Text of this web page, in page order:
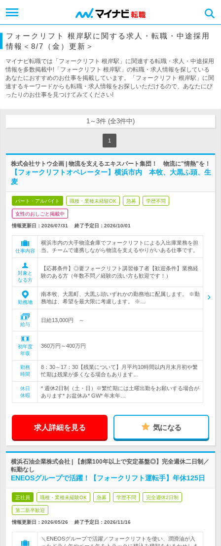
フォークリフト 根岸駅に関する求人・転職・中途採用
情報＜8/7（金）更新＞
マイナビ転職では「フォークリフト 根岸駅」に関連する転職・求人・中途採用
情報を多数掲載中!「フォークリフト 根岸駅」の転職・求人情報を探している
あなたにおすすめのお仕事を掲載しています。「フォークリフト 根岸駅」に関
連するキーワードからも転職・求人情報をお探しいただけるので、あなたにぴ
ったりのお仕事を見つけてみてください!
1～3件 (全3件中)
1
株式会社サトウ企画 | 物流を支えるエキスパート集団！ 物流に"情熱"を！
【フォークリフトオペレーター】横浜市内 本牧、大黒ふ頭、生
麦
パート・アルバイト 職種・業種未経験OK 急募 学歴不問
女性のおしごと掲載中
情報更新日：2026/07/31 終了予定日： 2026/10/01
仕事内容
横浜市内の大手物流倉庫でフォークリフトによる入出庫業務を担
当。チームで連携しながら物流を支えるやりがいある仕事です。
対象と
なる方
【応募条件】◎要フォークリフト講習修了者【歓迎条件】業務経
験のある方（年数不問／経験の浅い方も歓迎です！）
勤務地
南本牧、大黒町、大黒ふ頭いずれかの勤務地に配属します。 ※勤
務地は、希望を最大限に考慮します。 ※…
給与
日給13,000円 ～
初年度
年収
360万円～400万円
勤務
時間
8：30～17：30【残業について】月平均10時間以内月末月初や繁
忙期は残業が多くなる場合もあります…
休日
休暇
* 週休2日制（土・日）※繁忙期には土曜出勤をお願いする場合が
あります* お盆休み* GW* 年末年…
求人詳細を見る 気になる
横浜石油企業株式会社 | 【創業100年以上で安定基盤◎】完全週休二日制／
転勤なし
ENEOSグループで活躍！【フォークリフト運転手】年休125日
正社員 職種・業種未経験OK 急募 学歴不問 完全週休2日制
第二新卒歓迎
情報更新日：2026/05/26 終了予定日： 2026/11/16
＼ENEOSグループで活躍／フォークリフトを使い、潤滑油が入